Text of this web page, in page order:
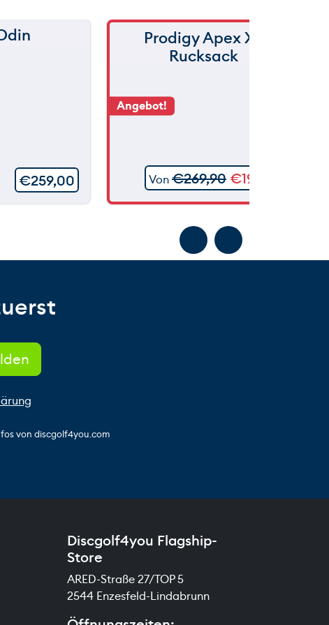
€259,00
Angebot!
Prodigy Apex XL
Rucksack
Von€269,90€199,90
von discgolf4you.com
Discgolf4you Flagship-
Store
ARED-Straße 27/TOP 5
2544 Enzesfeld-Lindabrunn